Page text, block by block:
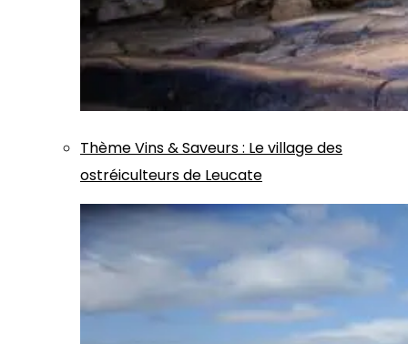
ThèmeVins & Saveurs: Le village des
ostréiculteurs de Leucate